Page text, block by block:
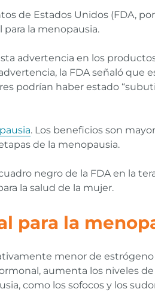
de Estados Unidos (FDA,
la menopausia.
advertencia en los
la FDA señaló que
podrían haber estado
. Los beneficios son
de la menopausia.
negro de la FDA en la
la salud de la mujer.
para la
menor de
aumenta los niveles
como los sofocos y los